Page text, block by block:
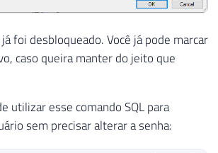
foi desbloqueado. Você já pode marcar
caso queira manter do jeito que
utilizar esse comando SQL para
sem precisar alterar a senha: